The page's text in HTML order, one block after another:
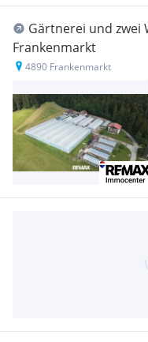
Gärtnerei und zwei
Frankenmarkt
4890 Frankenmarkt